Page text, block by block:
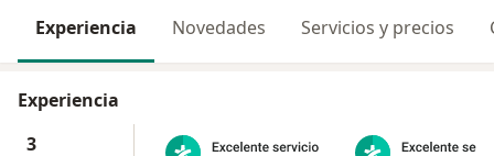
Experiencia Novedades Servicios y precios
Experiencia
3